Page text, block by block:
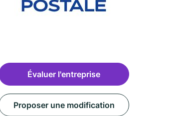
Évaluer l'entreprise
Proposer une modification